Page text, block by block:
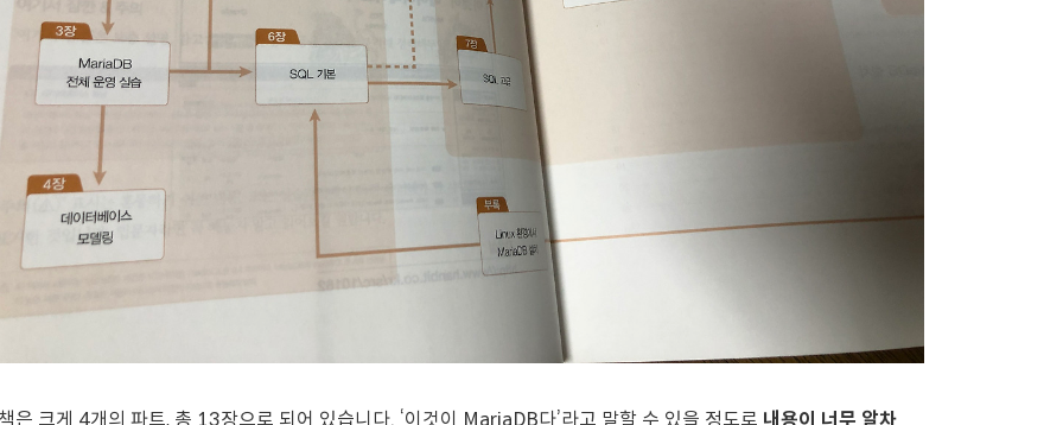
은 크게 4개의 파트, 총 13장으로 되어 있습니다. ‘이것이 MariaDB다’라고 말할 수 있을 정도로 내용이 너무 알차